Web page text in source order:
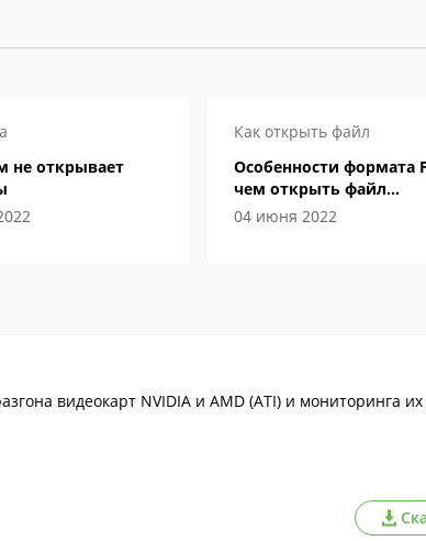
не открывает
Как открыть файл
Особенности формата
чем открыть файл
электронной книги
04 июня 2022
видеокарт NVIDIA и AMD (ATI) и мониторинга